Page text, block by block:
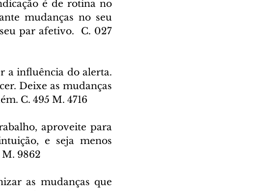
é de rotina no
mudanças no seu
par afetivo.  C. 027
a influência do alerta.
Deixe as mudanças
C. 495 M. 4716
aproveite para
e seja menos
M. 9862
as mudanças que